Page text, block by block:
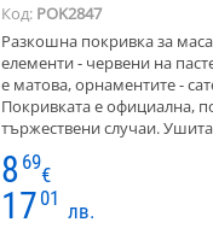
Код: POK2847
Разкошна покривка за
елементи - червени на
е матова, орнаментите -
Покривката е официална,
тържествени случаи. Ушита
полиестерен плат, лесен за
8 69
€
17 01
лв.